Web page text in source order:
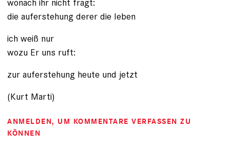
die auferstehung derer die leben
ich weiß nur
wozu Er uns ruft:
zur auferstehung heute und jetzt
(Kurt Marti)
ANMELDEN, UM KOMMENTARE VERFASSEN ZU
KÖNNEN